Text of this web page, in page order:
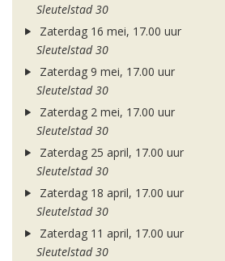
Sleutelstad 30
Zaterdag 16 mei, 17.00 uur
Sleutelstad 30
Zaterdag 9 mei, 17.00 uur
Sleutelstad 30
Zaterdag 2 mei, 17.00 uur
Sleutelstad 30
Zaterdag 25 april, 17.00 uur
Sleutelstad 30
Zaterdag 18 april, 17.00 uur
Sleutelstad 30
Zaterdag 11 april, 17.00 uur
Sleutelstad 30